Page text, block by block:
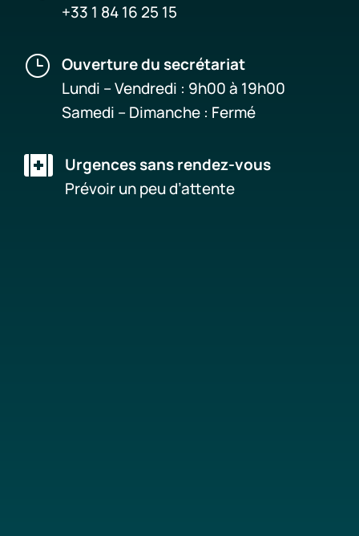
+33 1 84 16 25 15
} Ouverture du secrétariat
Lundi – Vendredi : 9h00 à 19h00
Samedi – Dimanche : Fermé

Urgences sans rendez-vous
Prévoir un peu d’attente